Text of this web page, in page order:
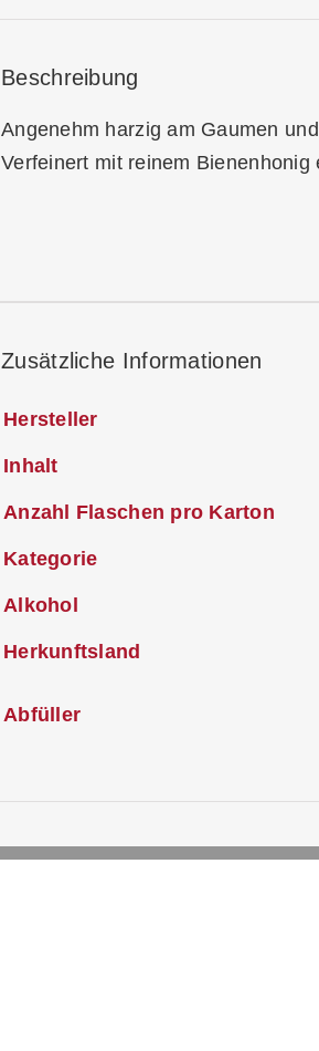
Beschreibung
Angenehm harzig am Gaumen
Verfeinert mit reinem
Zusätzliche Informationen
Hersteller
Inhalt
Anzahl Flaschen pro Karton
Kategorie
Alkohol
Herkunftsland
Abfüller